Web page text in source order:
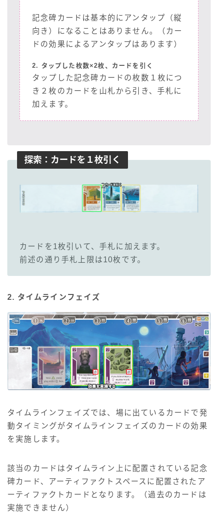
記念碑カードは基本的にアンタップ（縦
向き）になることはありません。（カー
ドの効果によるアンタップはあります）
2. タップした枚数×2枚、カードを引く
タップした記念碑カードの枚数１枚につ
き２枚のカードを山札から引き、手札に
加えます。
探索：カードを１枚引く
カードを1枚引いて、手札に加えます。
前述の通り手札上限は10枚です。
2. タイムラインフェイズ
タイムラインフェイズでは、場に出ているカードで発
動タイミングがタイムラインフェイズのカードの効果
を実施します。
該当のカードはタイムライン上に配置されている記念
碑カード、アーティファクトスペースに配置されたア
ーティファクトカードとなります。（過去のカードは
実施できません）